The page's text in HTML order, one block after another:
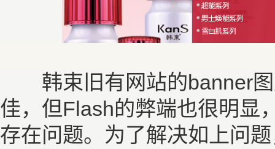
韩束旧有网站的banner图
佳，但Flash的弊端也很明显
存在问题。为了解决如上问